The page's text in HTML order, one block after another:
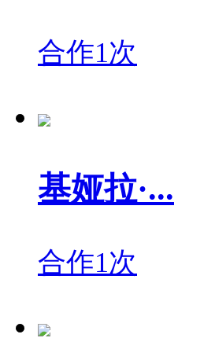
合作1次
基娅拉·...
合作1次